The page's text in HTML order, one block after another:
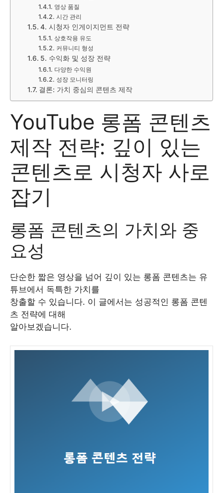
영상 품질
시간 관리
4. 시청자 인게이지먼트 전략
상호작용 유도
커뮤니티 형성
5. 수익화 및 성장 전략
다양한 수익원
성장 모니터링
결론: 가치 중심의 콘텐츠 제작
YouTube 롱폼 콘텐츠
제작 전략: 깊이 있는
콘텐츠로 시청자 사로
잡기
롱폼 콘텐츠의 가치와 중
요성
단순한 짧은 영상을 넘어 깊이 있는 롱폼 콘텐츠는 유
튜브에서 독특한 가치를
창출할 수 있습니다. 이 글에서는 성공적인 롱폼 콘텐
츠 전략에 대해
알아보겠습니다.